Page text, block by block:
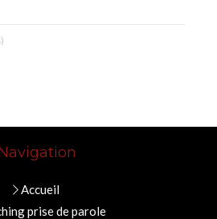
Accueil
prise de parole